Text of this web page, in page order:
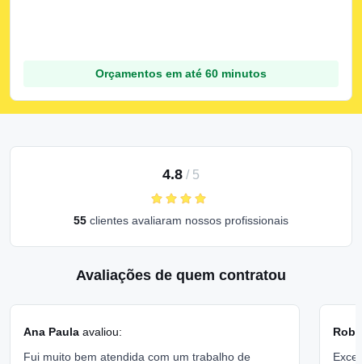
Orçamentos em até 60 minutos
4.8 / 5
55 clientes avaliaram nossos profissionais
Avaliações de quem contratou
Ana Paula avaliou:
Fui muito bem atendida com um trabalho de